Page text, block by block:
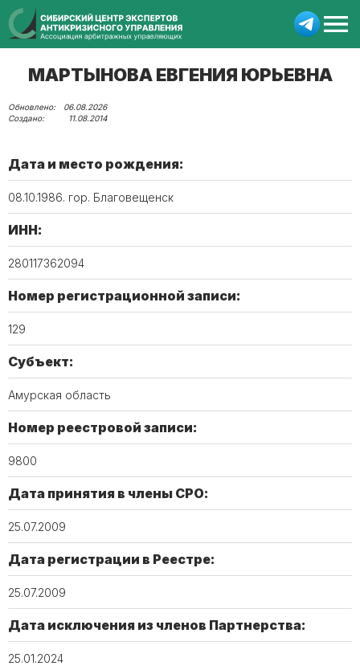
МАРТЫНОВА ЕВГЕНИЯ ЮРЬЕВНА
06.08.2026
11.08.2014
Дата и место рождения:
08.10.1986. гор. Благовещенск
ИНН:
280117362094
Номер регистрационной записи:
129
Субъект:
Амурская область
Номер реестровой записи:
9800
Дата принятия в члены СРО:
25.07.2009
Дата регистрации в Реестре:
25.07.2009
Дата исключения из членов Партнерства:
25.01.2024